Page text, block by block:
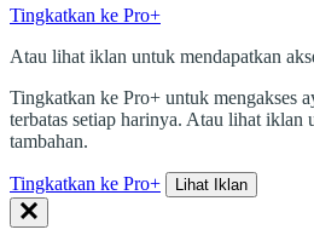
Tingkatkan ke Pro+
Atau lihat iklan untuk mendapatkan
Tingkatkan ke Pro+ untuk mengakses
terbatas setiap harinya. Atau lihat iklan
tambahan.
Tingkatkan ke Pro+ Lihat Iklan